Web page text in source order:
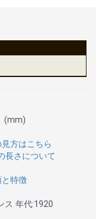
(mm)
方はこちら
長さについて
特徴
年代:1920